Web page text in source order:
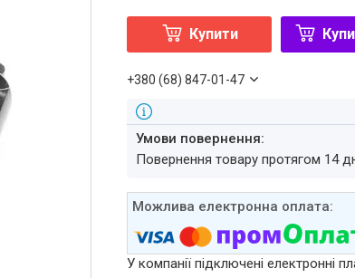
Купити
+380 (68) 847-01-47
повернення товару протягом 14
У компанії підключені електронні